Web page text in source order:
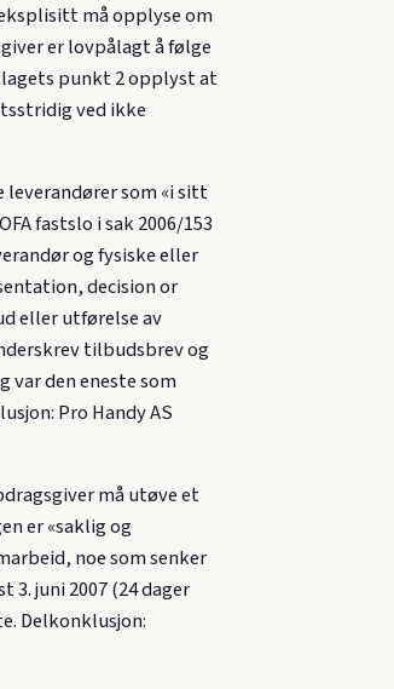
må opplyse om
er lovpålagt å følge
punkt 2 opplyst at
ved ikke
som «i sitt
fastslo i sak 2006/153
og fysiske eller
decision or
eller utførelse av
tilbudsbrev og
var den eneste som
Pro Handy AS
må utøve et
er «saklig og
noe som senker
3. juni 2007 (24 dager
Delkonklusjon: